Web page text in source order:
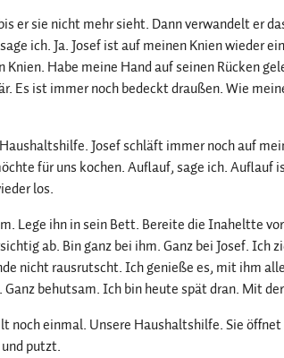
er sie nicht mehr sieht. Dann verwandelt er
ich. Ja. Josef ist auf meinen Knien wieder
Habe meine Hand auf seinen Rücken
Es ist immer noch bedeckt draußen. Wie
Josef schläft immer noch auf
für uns kochen. Auflauf, sage ich. Auflauf
los.
Lege ihn in sein Bett. Bereite die Inaheltte
ab. Bin ganz bei ihm. Ganz bei Josef. Ich
nicht rausrutscht. Ich genieße es, mit ihm
behutsam. Ich bin heute spät dran. Mit
noch einmal. Unsere Haushaltshilfe. Sie öffnet
putzt.